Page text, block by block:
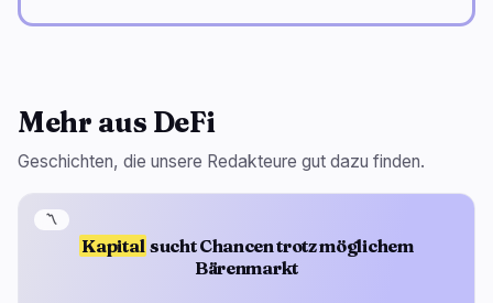
Mehr aus DeFi
Geschichten, die unsere Redakteure gut dazu finden.
Kapital sucht Chancen trotz möglichem
Bärenmarkt
〽️